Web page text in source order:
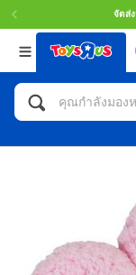
จัดส่
กลับ
หมวดหมู่
แอคชั่นฟิกเ
ตัวต่อและ
รถของเล่น,
และรีโมทบั
กลับ
แบรนด์
Toy Story ท
LEGOเลโก้
กลับ
Age
0~2 ปี
8~11 ปี